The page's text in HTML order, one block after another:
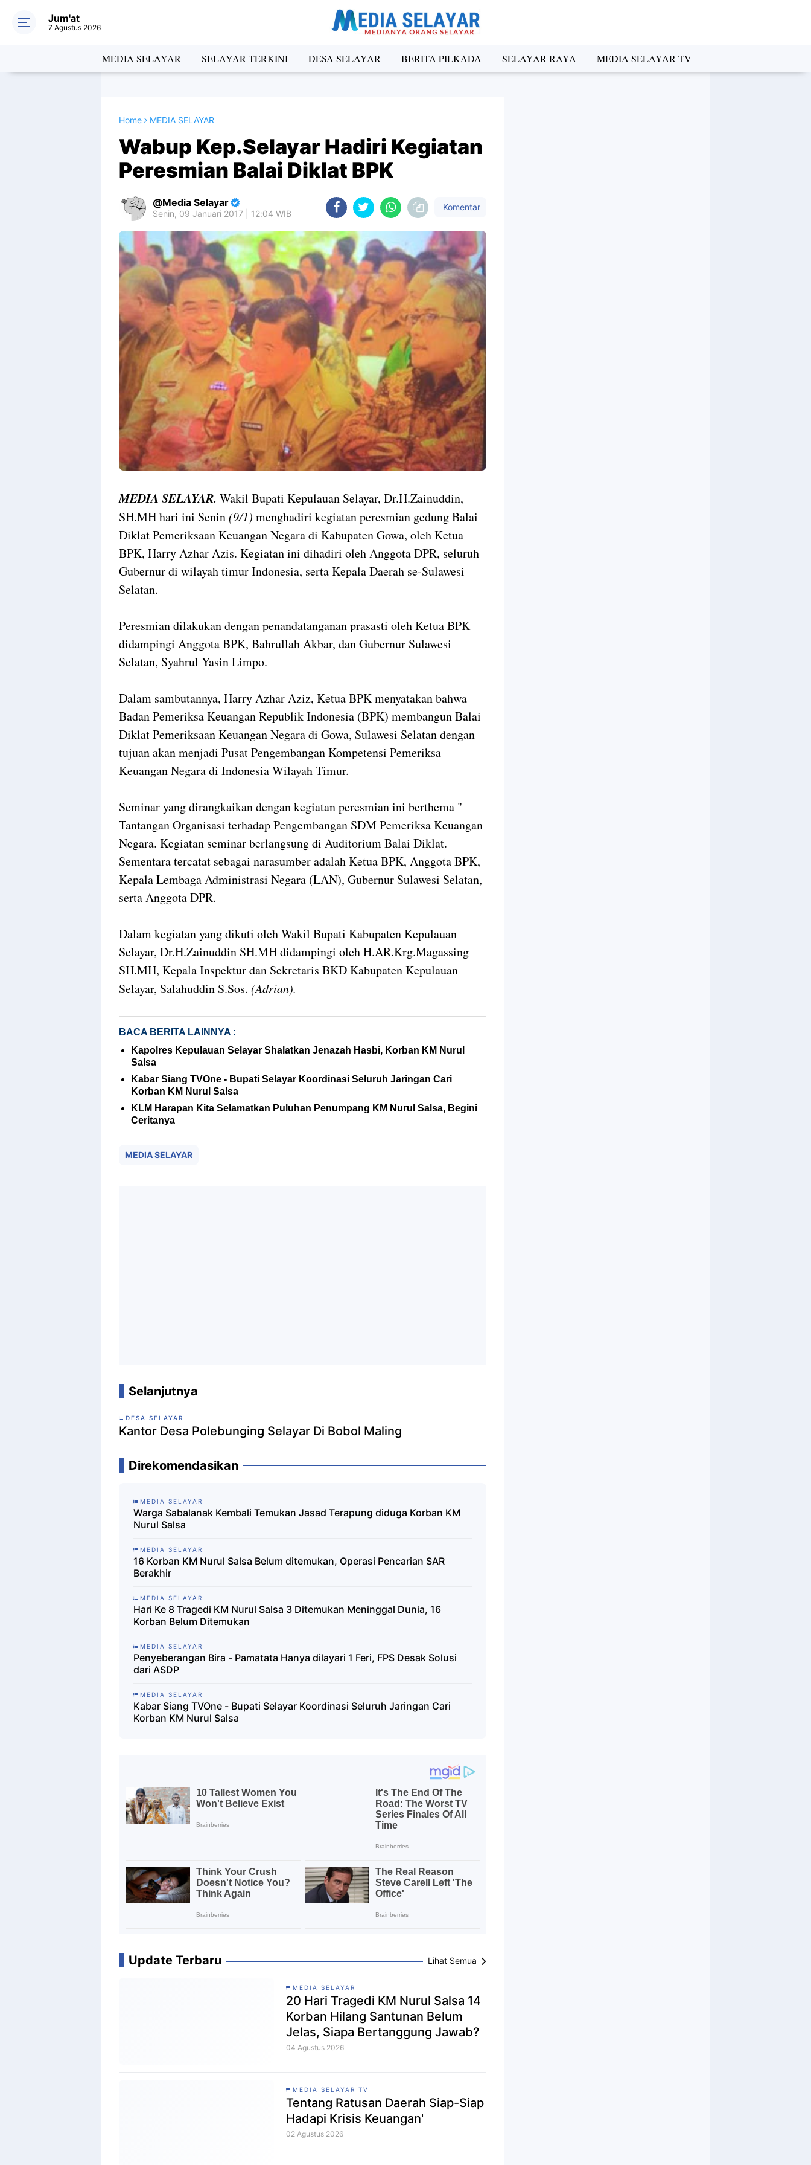
Jum'at
7 Agustus 2026
MEDIA SELAYAR SELAYAR TERKINI DESA SELAYAR BERITA PILKADA SELAYAR RAYA MEDIA SELAYAR TV
Home MEDIA SELAYAR
Wabup Kep.Selayar Hadiri Kegiatan
Peresmian Balai Diklat BPK
Media Selayar
Senin, 09 Januari 2017 | 12:04 WIB
Komentar
MEDIA SELAYAR. Wakil Bupati Kepulauan Selayar, Dr.H.Zainuddin,
SH.MH hari ini Senin(9/1) menghadiri kegiatan peresmian gedung Balai
Diklat Pemeriksaan Keuangan Negara di Kabupaten Gowa, oleh Ketua
BPK, Harry Azhar Azis. Kegiatan ini dihadiri oleh Anggota DPR, seluruh
Gubernur di wilayah timur Indonesia, serta Kepala Daerah se-Sulawesi
Selatan.
Peresmian dilakukan dengan penandatanganan prasasti oleh Ketua BPK
didampingi Anggota BPK, Bahrullah Akbar, dan Gubernur Sulawesi
Selatan, Syahrul Yasin Limpo.
Dalam sambutannya, Harry Azhar Aziz, Ketua BPK menyatakan bahwa
Badan Pemeriksa Keuangan Republik Indonesia (BPK) membangun Balai
Diklat Pemeriksaan Keuangan Negara di Gowa, Sulawesi Selatan dengan
tujuan akan menjadi Pusat Pengembangan Kompetensi Pemeriksa
Keuangan Negara di Indonesia Wilayah Timur.
Seminar yang dirangkaikan dengan kegiatan peresmian ini berthema "
Tantangan Organisasi terhadap Pengembangan SDM Pemeriksa Keuangan
Negara. Kegiatan seminar berlangsung di Auditorium Balai Diklat.
Sementara tercatat sebagai narasumber adalah Ketua BPK, Anggota BPK,
Kepala Lembaga Administrasi Negara (LAN), Gubernur Sulawesi Selatan,
serta Anggota DPR.
Dalam kegiatan yang dikuti oleh Wakil Bupati Kabupaten Kepulauan
Selayar, Dr.H.Zainuddin SH.MH didampingi oleh H.AR.Krg.Magassing
SH.MH, Kepala Inspektur dan Sekretaris BKD Kabupaten Kepulauan
Selayar, Salahuddin S.Sos. (Adrian).
BACA BERITA LAINNYA :
Kapolres Kepulauan Selayar Shalatkan Jenazah Hasbi, Korban KM Nurul
Salsa
Kabar Siang TVOne - Bupati Selayar Koordinasi Seluruh Jaringan Cari
Korban KM Nurul Salsa
KLM Harapan Kita Selamatkan Puluhan Penumpang KM Nurul Salsa, Begini
Ceritanya
MEDIA SELAYAR
Selanjutnya
DESA SELAYAR
Kantor Desa Polebunging Selayar Di Bobol Maling
Direkomendasikan
MEDIA SELAYAR
Warga Sabalanak Kembali Temukan Jasad Terapung diduga Korban KM
Nurul Salsa
MEDIA SELAYAR
16 Korban KM Nurul Salsa Belum ditemukan, Operasi Pencarian SAR
Berakhir
MEDIA SELAYAR
Hari Ke 8 Tragedi KM Nurul Salsa 3 Ditemukan Meninggal Dunia, 16
Korban Belum Ditemukan
MEDIA SELAYAR
Penyeberangan Bira - Pamatata Hanya dilayari 1 Feri, FPS Desak Solusi
dari ASDP
MEDIA SELAYAR
Kabar Siang TVOne - Bupati Selayar Koordinasi Seluruh Jaringan Cari
Korban KM Nurul Salsa
Update Terbaru Lihat Semua
MEDIA SELAYAR
20 Hari Tragedi KM Nurul Salsa 14
Korban Hilang Santunan Belum
Jelas, Siapa Bertanggung Jawab?
04 Agustus 2026
MEDIA SELAYAR TV
Tentang Ratusan Daerah Siap-Siap
Hadapi Krisis Keuangan'
02 Agustus 2026